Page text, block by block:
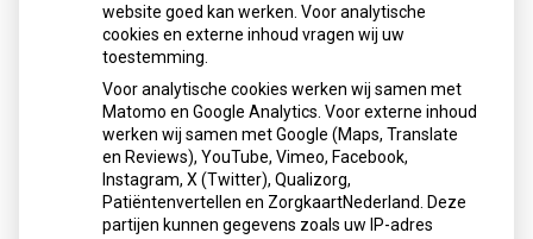
U heeft geen toestemming gegeven voor
externe inhouddie nodig is om dit te
zien.
Cookie-instellingen wijzigen
website goed kan werken. Voor analytische
cookies en externe inhoud vragen wij uw
toestemming.
Voor analytische cookies werken wij samen met
Matomo en Google Analytics. Voor externe inhoud
werken wij samen met Google (Maps, Translate
en Reviews), YouTube, Vimeo, Facebook,
Instagram, X (Twitter), Qualizorg,
Patiëntenvertellen en ZorgkaartNederland. Deze
partijen kunnen gegevens zoals uw IP-adres